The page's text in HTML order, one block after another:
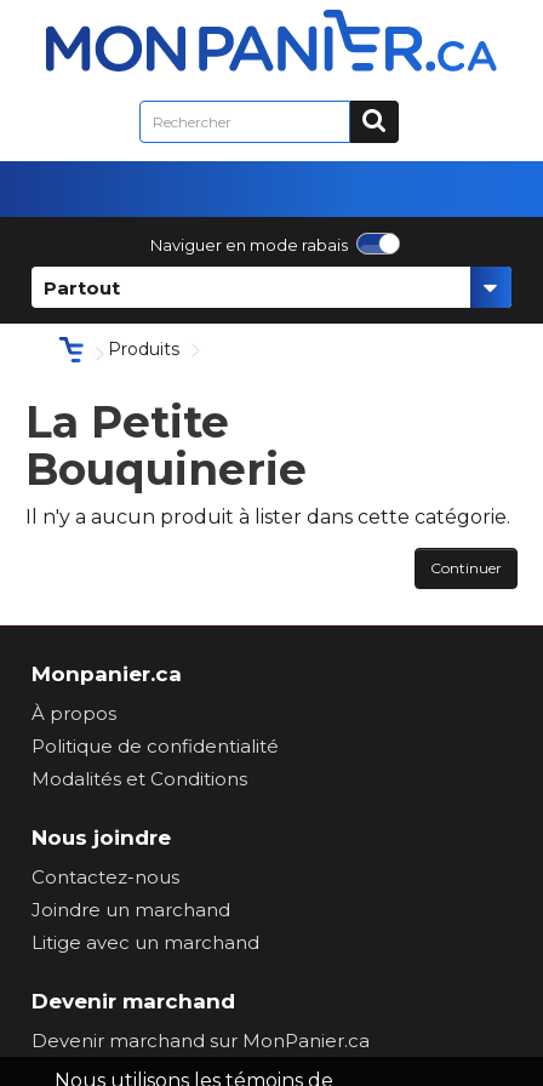
Naviguer en mode rabais
Partout
Produits
La Petite
Bouquinerie
Il n'y a aucun produit à lister dans cette catégorie.
Continuer
Monpanier.ca
À propos
Politique de confidentialité
Modalités et Conditions
Nous joindre
Contactez-nous
Joindre un marchand
Litige avec un marchand
Devenir marchand
Devenir marchand sur MonPanier.ca
Nous utilisons les témoins de